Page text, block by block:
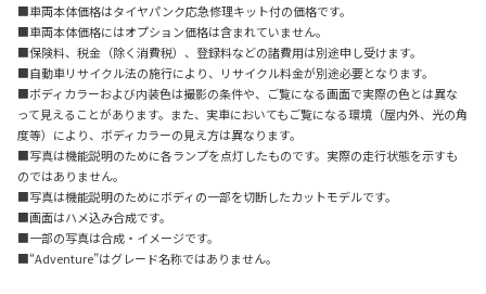
■車両本体価格はタイヤパンク応急修理キット付の価格です。
■車両本体価格にはオプション価格は含まれていません。
■保険料、税金（除く消費税）、登録料などの諸費用は別途申し受けます。
■自動車リサイクル法の施行により、リサイクル料金が別途必要となります。
■ボディカラーおよび内装色は撮影の条件や、ご覧になる画面で実際の色とは異な
って見えることがあります。また、実車においてもご覧になる環境（屋内外、光の角
度等）により、ボディカラーの見え方は異なります。
■写真は機能説明のために各ランプを点灯したものです。実際の走行状態を示すも
のではありません。
■写真は機能説明のためにボディの一部を切断したカットモデルです。
■画面はハメ込み合成です。
■一部の写真は合成・イメージです。
■“Adventure”はグレード名称ではありません。